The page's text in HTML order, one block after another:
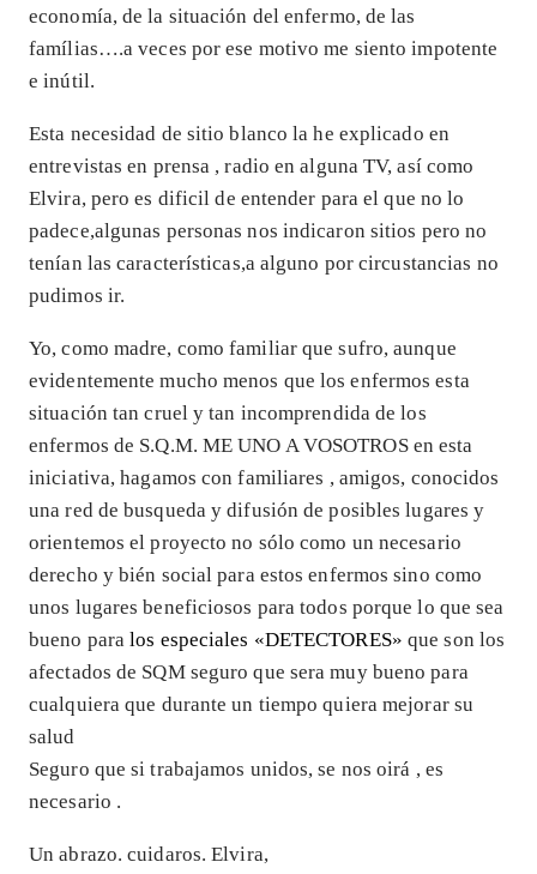
economía, de la situación del enfermo, de las
famílias….a veces por ese motivo me siento impotente
e inútil.
Esta necesidad de sitio blanco la he explicado en
entrevistas en prensa , radio en alguna TV, así como
Elvira, pero es dificil de entender para el que no lo
padece,algunas personas nos indicaron sitios pero no
tenían las características,a alguno por circustancias no
pudimos ir.
Yo, como madre, como familiar que sufro, aunque
evidentemente mucho menos que los enfermos esta
situación tan cruel y tan incomprendida de los
enfermos de S.Q.M. ME UNO A VOSOTROS en esta
iniciativa, hagamos con familiares , amigos, conocidos
una red de busqueda y difusión de posibles lugares y
orientemos el proyecto no sólo como un necesario
derecho y bién social para estos enfermos sino como
unos lugares beneficiosos para todos porque lo que sea
bueno paralos especiales «DETECTORES» que son los
afectados de SQM seguro que sera muy bueno para
cualquiera que durante un tiempo quiera mejorar su
salud
Seguro que si trabajamos unidos, se nos oirá , es
necesario .
Un abrazo. cuidaros. Elvira,